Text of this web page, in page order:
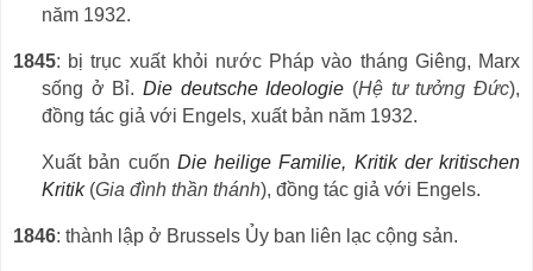
năm 1932.
1845: bị trục xuất khỏi nước Pháp vào tháng Giêng, Marx
sống ở Bỉ. Die deutsche Ideologie (Hệ tư tưởng Đức),
đồng tác giả với Engels, xuất bản năm 1932.
Xuất bản cuốn Die heilige Familie, Kritik der kritischen
Kritik(Gia đình thần thánh), đồng tác giả với Engels.
1846: thành lập ở Brussels Ủy ban liên lạc cộng sản.